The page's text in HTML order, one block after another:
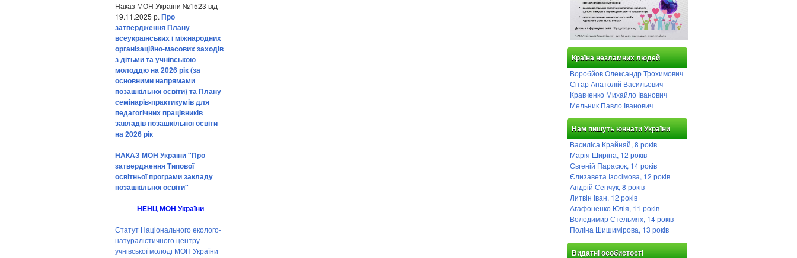
Наказ МОН України №1523 від
19.11.2025 р. Про
затвердження Плану
всеукраїнських і міжнародних
організаційно-масових заходів
з дітьми та учнівською
молоддю на 2026 рік (за
основними напрямами
позашкільної освіти) та Плану
семінарів-практикумів для
педагогічних працівників
закладів позашкільної освіти
на 2026 рік
НАКАЗ МОН України "Про
затвердження Типової
освітньої програми закладу
позашкільної освіти"
НЕНЦ МОН України
Статут Національного еколого-
натуралістичного центру
учнівської молоді МОН України
Країна незламних людей
Воробйов Олександр Трохимович
Сітар Анатолій Васильович
Кравченко Михайло Іванович
Мельник Павло Іванович
Нам пишуть юннати України
Василіса Крайняй, 8 років
Марія Ширіна, 12 років
Євгеній Парасюк, 14 років
Єлизавета Ізосімова, 12 років
Андрій Сенчук, 8 років
Литвін Іван, 12 років
Агафоненко Юлія, 11 років
Володимир Стельмях, 14 років
Поліна Шишимірова, 13 років
Видатні особистості